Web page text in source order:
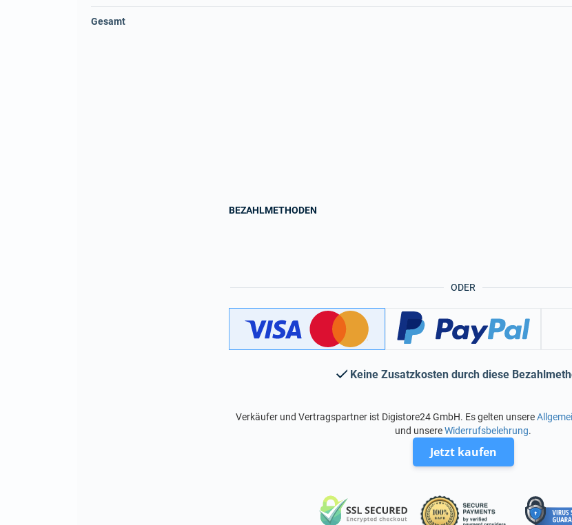
Gesamt
ODER
BEZAHLMETHODEN
Keine Zusatzkosten durch diese
Verkäufer und Vertragspartner ist Digistore24 GmbH. Es gelten unsere
und unsereWiderrufsbelehrung.
Jetzt kaufen